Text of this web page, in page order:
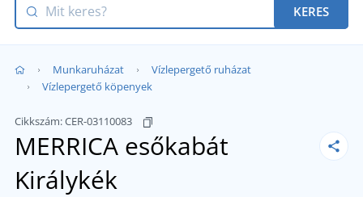
KERES
Munkaruházat
Vízlepergető ruházat
Vízlepergető köpenyek
Cikkszám:CER-03110083
MERRICA esőkabát
Királykék